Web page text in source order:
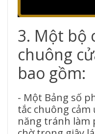
3. Một bộ
chuông
bao gồm:
- Một Bảng số
tắc chuông
năng tránh làm